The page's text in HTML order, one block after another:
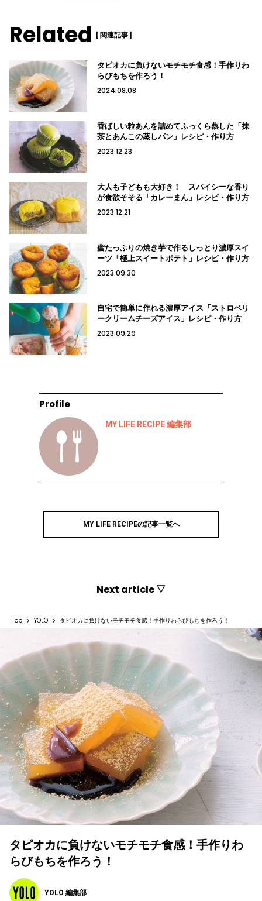
Related [ 関連記事 ]
タピオカに負けないモチモチ食感！手作りわ
らびもちを作ろう！
2024.08.08
香ばしい粒あんを詰めてふっくら蒸した「抹
茶とあんこの蒸しパン」レシピ・作り方
2023.12.23
大人も子どもも大好き！ スパイシーな香り
が食欲そそる「カレーまん」レシピ・作り方
2023.12.21
蜜たっぷりの焼き芋で作るしっとり濃厚スイ
ーツ「極上スイートポテト」レシピ・作り方
2023.09.30
自宅で簡単に作れる濃厚アイス「ストロベリ
ークリームチーズアイス」レシピ・作り方
2023.09.29
Profile
MY LIFE RECIPE 編集部
MY LIFE RECIPEの記事一覧へ
Next article ▽
Top YOLO タピオカに負けないモチモチ食感！手作りわらびもちを作ろう！
タピオカに負けないモチモチ食感！手作りわ
らびもちを作ろう！
YOLO 編集部